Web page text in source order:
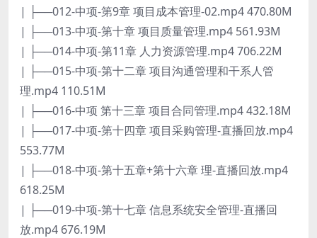
| ├──012-中项-第9章 项目成本管理-02.mp4 470.80M
| ├──013-中项-第十章 项目质量管理.mp4 561.93M
| ├──014-中项-第11章 人力资源管理.mp4 706.22M
| ├──015-中项-第十二章 项目沟通管理和干系人管
理.mp4 110.51M
| ├──016-中项 第十三章 项目合同管理.mp4 432.18M
| ├──017-中项-第十四章 项目采购管理-直播回放.mp4
553.77M
| ├──018-中项-第十五章+第十六章 理-直播回放.mp4
618.25M
| ├──019-中项-第十七章 信息系统安全管理-直播回
放.mp4 676.19M